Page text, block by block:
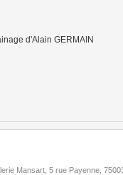
d'Alain GERMAIN
Mansart, 5 rue Payenne,